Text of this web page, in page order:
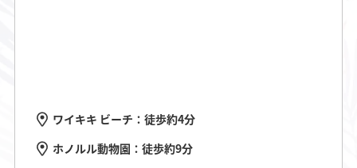
ワイキキ ビーチ：徒歩約4分
ホノルル動物園：徒歩約9分